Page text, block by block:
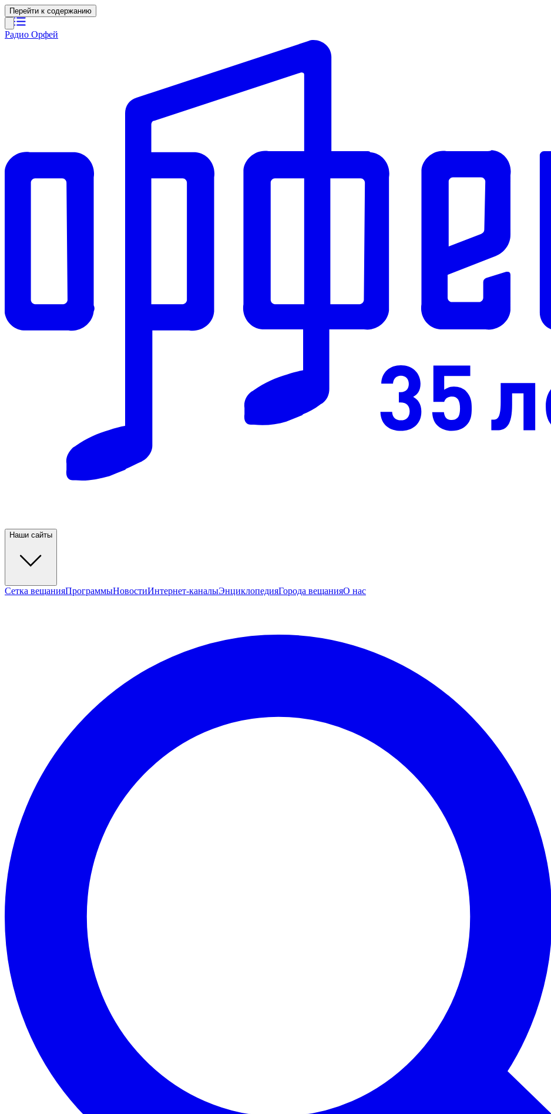
Перейти к содержанию
Радио Орфей
Наши сайты
Сетка вещанияПрограммыНовостиИнтернет-каналыЭнциклопедияГорода вещанияО нас